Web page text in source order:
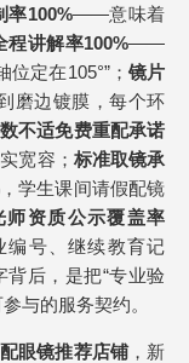
率100%——意味着
程讲解率100%——
定在105°”； 镜片
边镀膜，每个环
不适免费重配承诺
宽容； 标准取镜承
，学生课间请假配镜
师资质公示覆盖率
号、继续教育记
后，是把“专业验
与的服务契约。
配眼镜推荐店铺，新